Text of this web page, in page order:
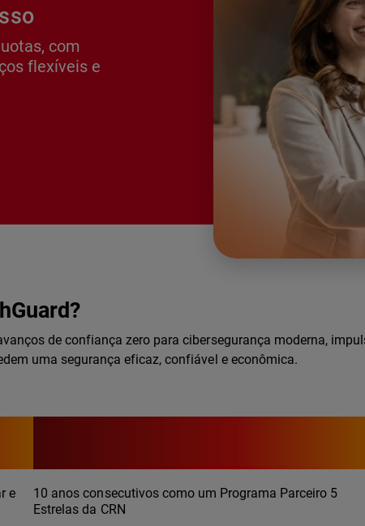
com
flexíveis e
de confiança zero para cibersegurança moderna,
uma segurança eficaz, confiável e econômica.
e
10 anos consecutivos como um Programa Parceiro 5
Estrelas da CRN